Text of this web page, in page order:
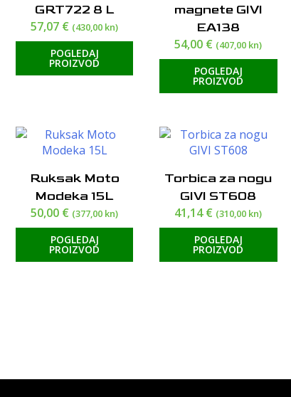
GRT722 8 L
57,07 € (430,00 kn)
POGLEDAJ
PROIZVOD
magnete GIVI
EA138
54,00 € (407,00 kn)
POGLEDAJ
PROIZVOD
Ruksak Moto
Modeka 15L
50,00 € (377,00 kn)
POGLEDAJ
PROIZVOD
Torbica za nogu
GIVI ST608
41,14€ (310,00 kn)
POGLEDAJ
PROIZVOD